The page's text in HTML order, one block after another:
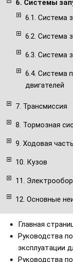
6. Системы
6.1. Система
6.2. Система
6.3. Система
6.4. Система
двигателей
7. Трансмиссия
8. Тормозная
9. Ходовая часть
10. Кузов
11.
12. Основные
Главная
Руководства
эксплуатации
Руководства